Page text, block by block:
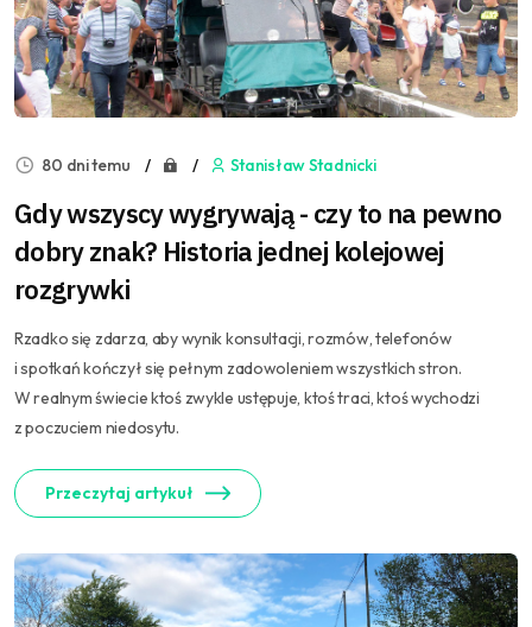
80 dni temu Stanisław Stadnicki
Gdy wszyscy wygrywają - czy to na pewno
dobry znak? Historia jednej kolejowej
rozgrywki
Rzadko się zdarza, aby wynik konsultacji, rozmów, telefonów
i spotkań kończył się pełnym zadowoleniem wszystkich stron.
W realnym świecie ktoś zwykle ustępuje, ktoś traci, ktoś wychodzi
z poczuciem niedosytu.
Przeczytaj artykuł